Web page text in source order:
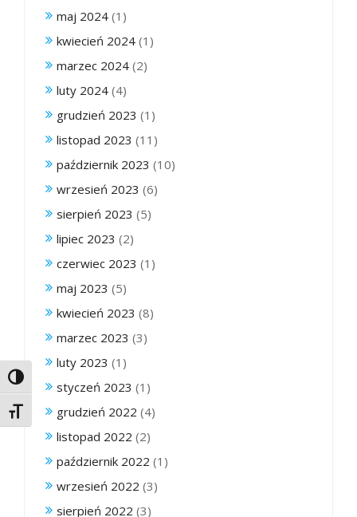
Toggle High Contrast
Toggle Font size
maj 2024 (1)
kwiecień 2024 (1)
marzec 2024 (2)
luty 2024 (4)
grudzień 2023 (1)
listopad 2023 (11)
październik 2023 (10)
wrzesień 2023 (6)
sierpień 2023 (5)
lipiec 2023 (2)
czerwiec 2023 (1)
maj 2023 (5)
kwiecień 2023 (8)
marzec 2023 (3)
luty 2023 (1)
styczeń 2023 (1)
grudzień 2022 (4)
listopad 2022 (2)
październik 2022 (1)
wrzesień 2022 (3)
sierpień 2022 (3)